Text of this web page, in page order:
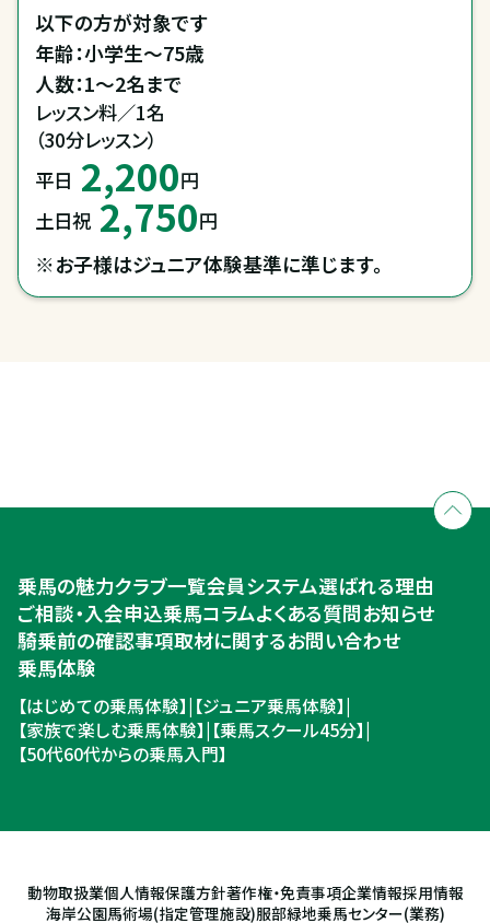
以下の方が対象です
年齢：小学生～75歳
レッスン料／1名
（30分レッスン）
平日 2,200円
土日祝 2,750円
※お子様はジュニア体験基準に準じます。
入会のご相談・申込
ご相談・入会申込
乗馬の魅力クラブ一覧会員システム選ばれる理由
ご相談・入会申込乗馬コラムよくある質問お知らせ
騎乗前の確認事項取材に関するお問い合わせ
乗馬体験
【はじめての乗馬体験】| 【ジュニア乗馬体験】|
【家族で楽しむ乗馬体験】| 【乗馬スクール45分】|
【50代60代からの乗馬入門】
動物取扱業個人情報保護方針著作権・免責事項企業情報採用情報
海岸公園馬術場(指定管理施設)服部緑地乗馬センター(業務)